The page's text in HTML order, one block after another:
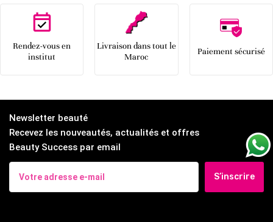
Rendez-vous en
institut
Livraison dans tout le
Maroc
Paiement sécurisé
Newsletter beauté
Recevez les nouveautés, actualités et offres
Beauty Success par email
S’inscrire